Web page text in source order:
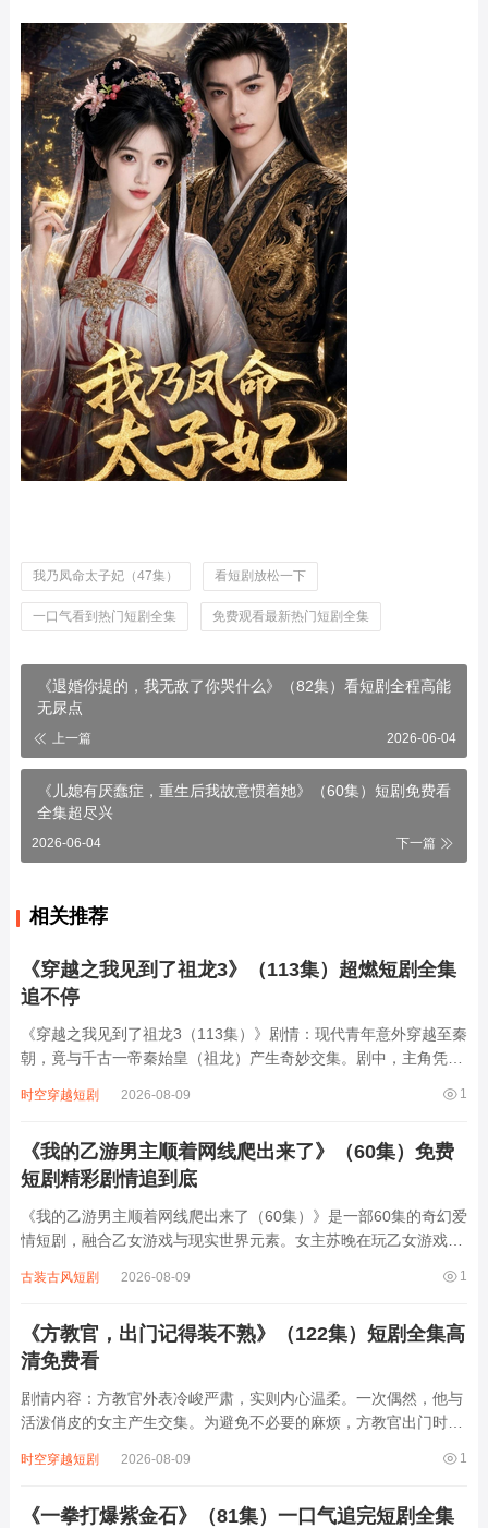
我乃凤命太子妃（47集） 看短剧放松一下
一口气看到热门短剧全集 免费观看最新热门短剧全集
《退婚你提的，我无敌了你哭什么》（82集）看短剧全程高能
无尿点
上一篇 2026-06-04
《儿媳有厌蠢症，重生后我故意惯着她》（60集）短剧免费看
全集超尽兴
2026-06-04 下一篇
相关推荐
《穿越之我见到了祖龙3》（113集）超燃短剧全集
追不停
《穿越之我见到了祖龙3（113集）》剧情：现代青年意外穿越至秦
朝，竟与千古一帝秦始皇（祖龙）产生奇妙交集。剧中，主角凭借
先进兵器增强军力，还参与朝堂权谋斗争，周旋于李斯、赵高等权
1
时空穿越短剧 2026-08-09
《我的乙游男主顺着网线爬出来了》（60集）免费
短剧精彩剧情追到底
《我的乙游男主顺着网线爬出来了（60集）》是一部60集的奇幻爱
情短剧，融合乙女游戏与现实世界元素。女主苏晚在玩乙女游戏
壁，通过网线“爬”进她的生活。从手机屏幕里的虚拟形象，变成会
1
古装古风短剧 2026-08-09
《方教官，出门记得装不熟》（122集）短剧全集高
清免费看
剧情内容：方教官外表冷峻严肃，实则内心温柔。一次偶然，他与
活泼俏皮的女主产生交集。为避免不必要的麻烦，方教官出门时总
温，从最初的互相试探，到后来暗生情愫。他们一起经历了许多趣
1
时空穿越短剧 2026-08-09
《一拳打爆紫金石》（81集）一口气追完短剧全集